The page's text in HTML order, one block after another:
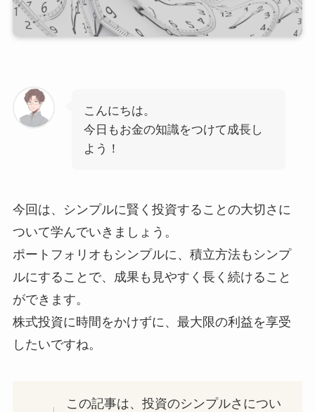
こんにちは。
今日もお金の知識をつけて成長し
よう！
今回は、シンプルに賢く投資することの大切さに
ついて学んでいきましょう。
ポートフォリオもシンプルに、積立方法もシンプ
ルにすることで、成果も見やすく長く続けること
ができます。
株式投資に時間をかけずに、最大限の利益を享受
したいですね。
この記事は、投資のシンプルさについ